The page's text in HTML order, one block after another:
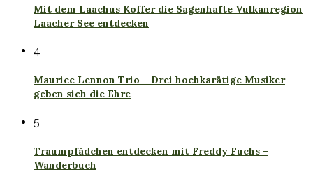
Mit dem Laachus Koffer die Sagenhafte Vulkanregion
Laacher See entdecken
4
Maurice Lennon Trio – Drei hochkarätige Musiker
geben sich die Ehre
5
Traumpfädchen entdecken mit Freddy Fuchs –
Wanderbuch